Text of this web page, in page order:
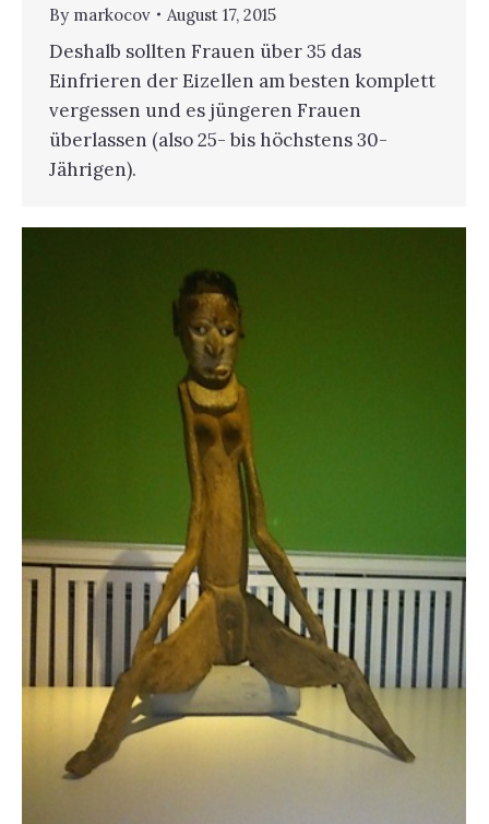
By markocov August 17, 2015
Deshalb sollten Frauen über 35 das
Einfrieren der Eizellen am besten komplett
vergessen und es jüngeren Frauen
überlassen (also 25- bis höchstens 30-
Jährigen).